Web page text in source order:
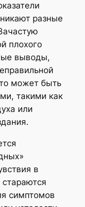
разные
плохого
выводы,
может быть
такими как
или
в
симптомов